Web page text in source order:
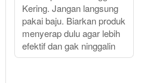
Kering. Jangan langsung
pakai baju. Biarkan produk
menyerap dulu agar lebih
efektif dan gak ninggalin